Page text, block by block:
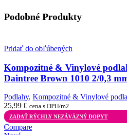
Podobné Produkty
Pridať do obľúbených
Kompozitné & Vinylové
Daintree Brown 1010 2/0,3
Podlahy, Kompozitné & Vinylové
25,99 € cena s DPH/m2
ZADAŤ RÝCHLY NEZÁVÄZNÝ DOPYT
Compare